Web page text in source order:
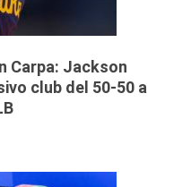
Carpa: Jackson
club del 50-50 a